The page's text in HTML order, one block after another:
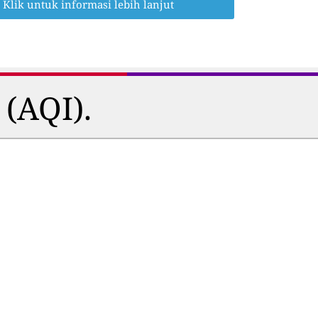
Klik untuk informasi lebih lanjut